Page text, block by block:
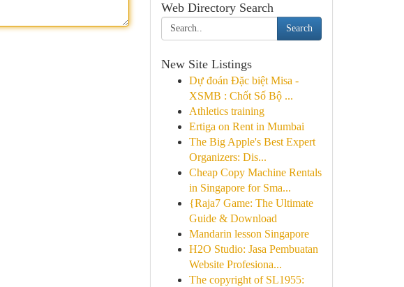
Web Directory Search
Search
New Site Listings
Dự đoán Đặc biệt Misa -
XSMB : Chốt Số Bộ ...
Athletics training
Ertiga on Rent in Mumbai
The Big Apple's Best Expert
Organizers: Dis...
Cheap Copy Machine Rentals
in Singapore for Sma...
{Raja7 Game: The Ultimate
Guide & Download
Mandarin lesson Singapore
H2O Studio: Jasa Pembuatan
Website Profesiona...
The copyright of SL1955: